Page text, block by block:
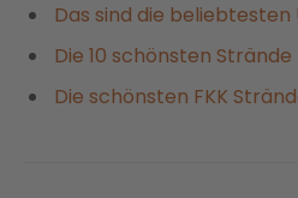
Das sind die
Die 10 schönsten Strände
Die schönsten FKK